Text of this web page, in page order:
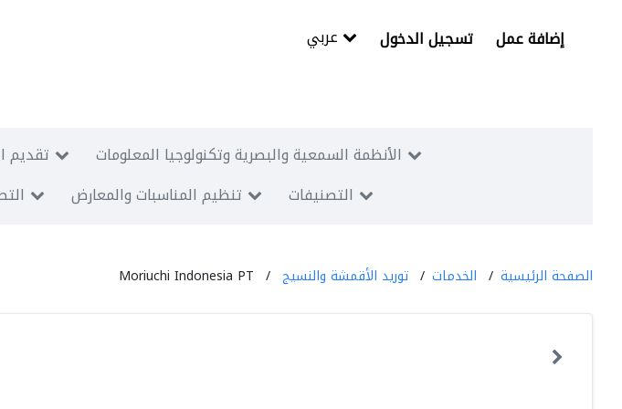
تسجيل الدخول إضافة عمل
تقديم
الأنظمة السمعية والبصرية وتكنولوجيا المعلومات
تنظيم المناسبات والمعارض التصنيفات
الصفحة الرئيسية الخدمات توريد الأقمشة والنسيج Moriuchi Indonesia PT